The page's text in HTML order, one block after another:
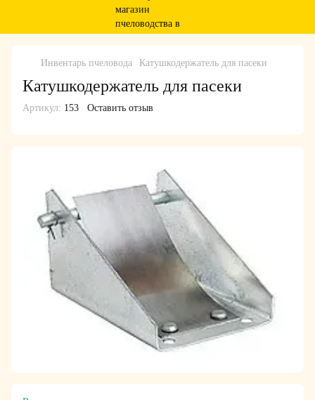
Инвентарь пчеловода Катушкодержатель для пасеки
Катушкодержатель для пасеки
Артикул: 153 Оставить отзыв